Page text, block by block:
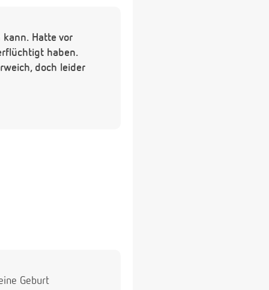
Hatte vor
haben.
doch leider
Geburt